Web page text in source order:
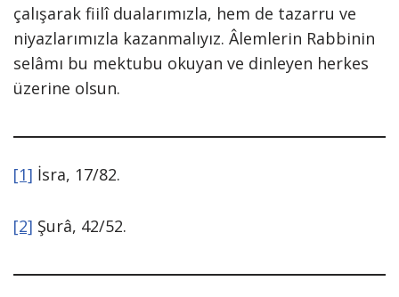
çalışarak fiilî dualarımızla, hem de tazarru ve
niyazlarımızla kazanmalıyız. Âlemlerin Rabbinin
selâmı bu mektubu okuyan ve dinleyen herkes
üzerine olsun.
[1] İsra, 17/82.
[2] Şurâ, 42/52.